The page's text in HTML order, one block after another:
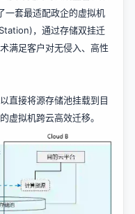
一套最适配政企的虚拟机
，通过存储双挂迁
满足客户对无侵入、高性
直接将源存储池挂载到目
虚拟机跨云高效迁移。